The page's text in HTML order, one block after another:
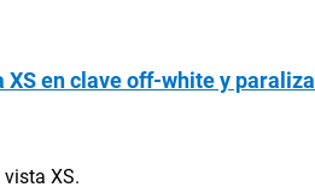
en clave off-white y paraliza